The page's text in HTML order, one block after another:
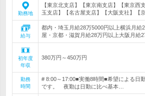
勤務地
【東京北支店】【東京南支店】【東京西
玉支店】【名古屋支店】【大阪支社】【
給与
都内・埼玉月給28万5000円以上横浜月給
屋・京都・滋賀月給28万円以上大阪月給
初年度
年収
380万円～450万円
勤務
時間
# 8:00～17:00■実働8時間■希望による日
です。 夜勤は日勤に比べ基本…